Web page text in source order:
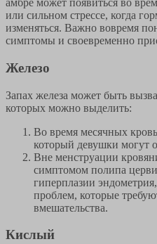
амбре может появиться во
или сильном стрессе, когда
изменяться. Важно вовремя
симптомы и своевременно
Железо
Запах железа может быть
которых можно выделить:
Во время месячных
который девушки могут
Вне менструации
симптомом полипа
гиперплазии
проблем, которые
вмешательства.
Кислый